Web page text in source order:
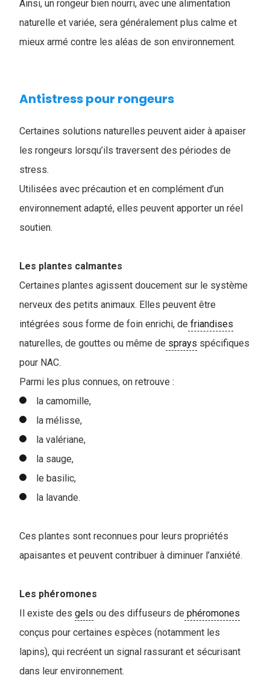
Ainsi, un rongeur bien nourri, avec une alimentation
naturelle et variée, sera généralement plus calme et
mieux armé contre les aléas de son environnement.
Antistress pour rongeurs
Certaines solutions naturelles peuvent aider à apaiser
les rongeurs lorsqu’ils traversent des périodes de
stress.
Utilisées avec précaution et en complément d’un
environnement adapté, elles peuvent apporter un réel
soutien.
Les plantes calmantes
Certaines plantes agissent doucement sur le système
nerveux des petits animaux. Elles peuvent être
intégrées sous forme de foin enrichi, de friandises
naturelles, de gouttes ou même de sprays spécifiques
pour NAC.
Parmi les plus connues, on retrouve :
la camomille,
la mélisse,
la valériane,
la sauge,
le basilic,
la lavande.
Ces plantes sont reconnues pour leurs propriétés
apaisantes et peuvent contribuer à diminuer l’anxiété.
Les phéromones
Il existe des gels ou des diffuseurs de phéromones
conçus pour certaines espèces (notamment les
lapins), qui recréent un signal rassurant et sécurisant
dans leur environnement.